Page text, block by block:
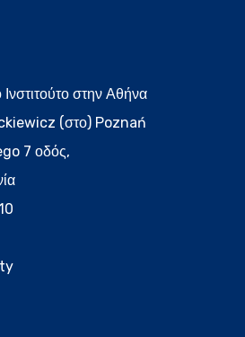
στην Αθήνα
(στο) Poznań
7 οδός,